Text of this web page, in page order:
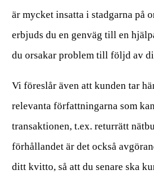
är mycket insatta i stadgarna på
erbjuds du en genväg till en
du orsakar problem till följd av
Vi föreslår även att kunden tar
relevanta författningarna som
transaktionen, t.ex. returrätt
förhållandet är det också
ditt kvitto, så att du senare ska